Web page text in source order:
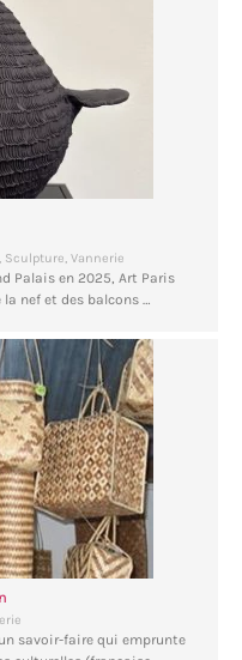
, Sculpture, Vannerie
Palais en 2025, Art Paris
nef et des balcons …
savoir-faire qui emprunte